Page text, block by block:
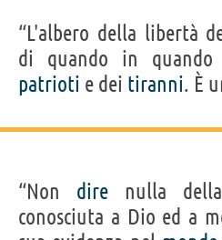
“L'albero della libertà
di quando in
patrioti e dei tiranni. È
“Non dire nulla
conosciuta a Dio ed a